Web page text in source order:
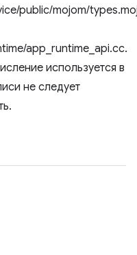
public/mojom/
app_runtime_api.cc.
используется в
не следует